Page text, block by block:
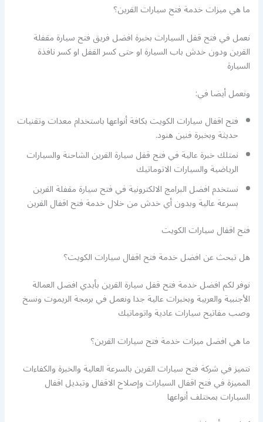
ما هي ميزات خدمة فتح سيارات القرين؟
نعمل في فتح قفل السيارات بخبرة افضل فريق فتح سيارة مقفلة
القرين ودون خدش باب السيارة او حتى كسر القفل او كسر نافذة
السيارة
ونعمل أيضا في:
فتح اقفال سيارات الكويت بكافة أنواعها باستخدام معدات وتقنيات
حديثة وبخبرة فنين هنود.
نمتلك خبرة عالية في فتح قفل سيارة القرين الشاحنة والسيارات
الرياضية والسيارات الاتوماتيك
نستخدم افضل البرامج الالكترونية في فتح سيارة مقفلة القرين
بسرعة عالية وبدون أي خدش من خلال خدمة فتح اقفال القرين
فتح اقفال سيارات الكويت
هل تبحث عن افضل خدمة فتح اقفال سيارات الكويت؟
نوفر لكم افضل خدمة فتح قفل سيارة القرين بأيدي افضل العمالة
الأجنبية والعربية وبخبرات عالية جدا ونعمل في برمجة الريموت ونسخ
وصب مفاتيح سيارات عادية واتوماتيك
ما هي افضل ميزات خدمة فتح سيارات القرين؟
نتميز في شركة فتح سيارات القرين بالسرعة العالية والخبرة والكفاءات
المميزة في فتح اقفال السيارات وإصلاح الاقفال وتبديل اقفال
السيارات بمختلف أنواعها